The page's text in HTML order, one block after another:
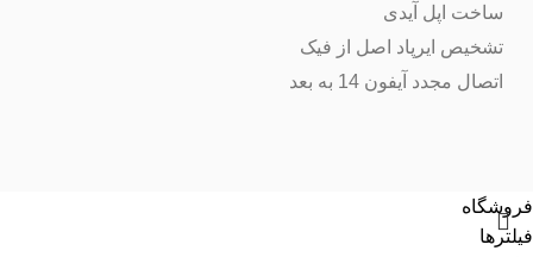
ساخت اپل آیدی
تشخیص ایرپاد اصل از فیک
اتصال مجدد آیفون 14 به بعد
فروشگاه
فیلترها